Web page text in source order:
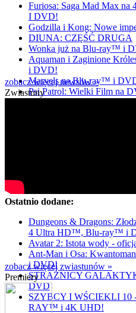
Furiosa: Saga Mad Max
I DVD!
Godzilla i Kong: Nowe
DIUNA: CZĘŚĆ DRUGA
Wonka już na Blu-ray™ i
Aquaman i Zaginione
i DVD!
Marvels na Blu-ray™ i
Psi Patrol: Wielki Film na
zobacz więcej newsów »
Zwiastuny
Ostatnio dodane:
Dungeons & Dragons:
4 Ultra HD™, Blu-ray™ i
Avatar 2: Istota wody -
Ant-Man i Osa:
i DVD!
STRAŻNICY
DVD
SZYBCY I WŚCIEKLI 10
RAY™ i 4K UHD!
zobacz więcej zwiastunów »
Premiery